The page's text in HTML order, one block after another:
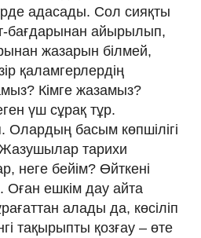
адасады. Сол сияқты
бағдарынан айырылып,
жазарын бiлмей,
қаламгерлердiң
Кiмге жазамыз?
үш сұрақ тұр.
Олардың басым көпшiлiгi
тарихи
неге бейiм? Өйткенi
Оған ешкiм дау айта
алады да, көсiлiп
тақырыпты қозғау – өте